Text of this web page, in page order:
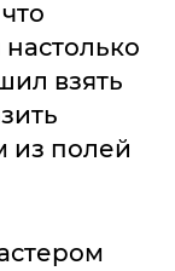
взять
из полей